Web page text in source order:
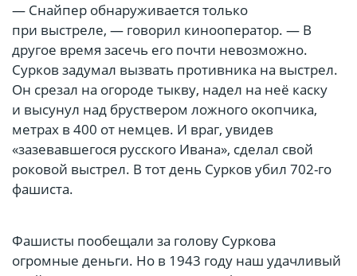
— Снайпер обнаруживается только
при выстреле, — говорил кинооператор. — В
другое время засечь его почти невозможно.
Сурков задумал вызвать противника на выстрел.
Он срезал на огороде тыкву, надел на неё каску
и высунул над бруствером ложного окопчика,
метрах в 400 от немцев. И враг, увидев
«зазевавшегося русского Ивана», сделал свой
роковой выстрел. В тот день Сурков убил 702-го
фашиста.
Фашисты пообещали за голову Суркова
огромные деньги. Но в 1943 году наш удачливый